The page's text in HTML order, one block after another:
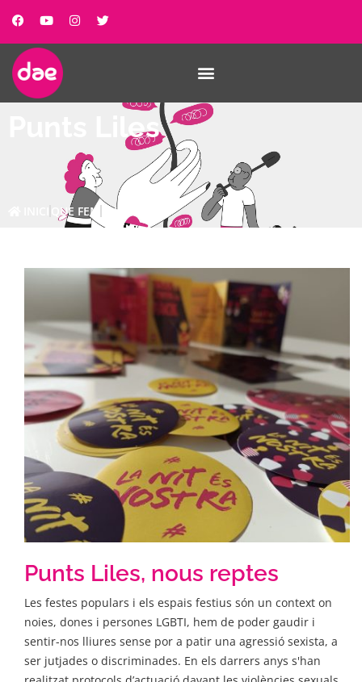
Punts Liles
QUE FEM PUNTS LILES
Punts Liles, nous reptes
Les festes populars i els espais festius són un context on
noies, dones i persones LGBTI, hem de poder gaudir i
sentir-nos lliures sense por a patir una agressió sexista, a
ser jutjades o discriminades. En els darrers anys s'han